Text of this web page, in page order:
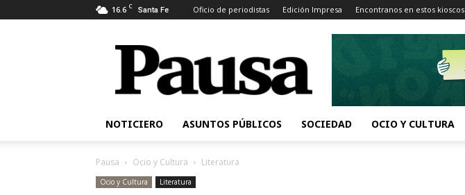
16.6 C Santa Fe Oficio de periodistas Edición Impresa Encontranos en estos kioscos
Pausa
NOTICIERO ASUNTOS PÚBLICOS SOCIEDAD OCIO Y CULTURA
Pausa Ocio y Cultura Literatura
Ocio y Cultura Literatura